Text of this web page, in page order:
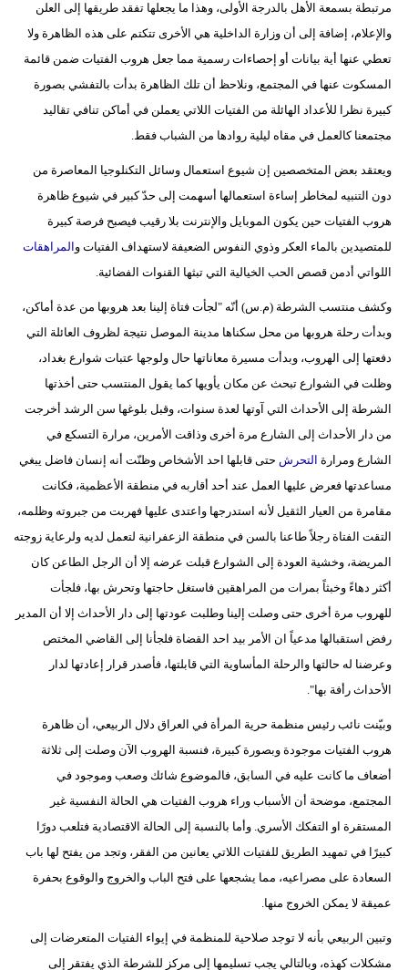
مرتبطة بسمعة الأهل بالدرجة الأولى، وهذا ما يجعلها تفقد طريقها إلى العلن
والإعلام، إضافة إلى أن وزارة الداخلية هي الأخرى تتكتم على هذه الظاهرة ولا
تعطي عنها أية بيانات أو إحصاءات رسمية مما جعل هروب الفتيات ضمن قائمة
المسكوت عنها في المجتمع، ونلاحظ أن تلك الظاهرة بدأت بالتفشي بصورة
كبيرة نظرا للأعداد الهائلة من الفتيات اللاتي يعملن في أماكن تنافي تقاليد
مجتمعنا كالعمل في مقاه ليلية روادها من الشباب فقط.
ويعتقد بعض المتخصصين إن شيوع استعمال وسائل التكنلوجيا المعاصرة من
دون التنبيه لمخاطر إساءة استعمالها أسهمت إلى حدّ كبير في شيوع ظاهرة
هروب الفتيات حين يكون الموبايل والإنترنت بلا رقيب فيصبح فرصة كبيرة
للمتصيدين بالماء العكر وذوي النفوس الضعيفة لاستهداف الفتيات و المراهقات
اللواتي أدمن قصص الحب الخيالية التي تبثها القنوات الفضائية.
وكشف منتسب الشرطة (م.س) أنّه "لجأت فتاة إلينا بعد هروبها من عدة أماكن،
وبدأت رحلة هروبها من محل سكناها مدينة الموصل نتيجة لظروف العائلة التي
دفعتها إلى الهروب، وبدأت مسيرة معاناتها حال ولوجها عتبات شوارع بغداد،
وظلت في الشوارع تبحث عن مكان يأويها كما يقول المنتسب حتى أخذتها
الشرطة إلى الأحداث التي آوتها لعدة سنوات، وقبل بلوغها سن الرشد أخرجت
من دار الأحداث إلى الشارع مرة أخرى وذاقت الأمرين، مرارة التسكع في
الشارع ومرارة التحرش حتى قابلها احد الأشخاص وظنّت أنه إنسان فاضل يبغي
مساعدتها فعرض عليها العمل عند أحد أقاربه في منطقة الأعظمية، فكانت
مقامرة من العيار الثقيل لأنه استدرجها واعتدى عليها فهربت من جبروته وظلمه،
التقت الفتاة رجلاً طاعنا بالسن في منطقة الزعفرانية لتعمل لديه ولرعاية زوجته
المريضة، وخشية العودة إلى الشوارع قبلت عرضه إلا أن الرجل الطاعن كان
أكثر دهاءً وخبثاً بمرات من المراهقين فاستغل حاجتها وتحرش بها، فلجأت
للهروب مرة أخرى حتى وصلت إلينا وطلبت عودتها إلى دار الأحداث إلا أن المدير
رفض استقبالها مدعياً ان الأمر بيد احد القضاة فلجأنا إلى القاضي المختص
وعرضنا له حالتها والرحلة المأساوية التي قابلتها، فأصدر قرار إعادتها لدار
الأحداث رأفة بها".
وبيّنت نائب رئيس منظمة حرية المرأة في العراق دلال الربيعي، أن ظاهرة
هروب الفتيات موجودة وبصورة كبيرة، فنسبة الهروب الآن وصلت إلى ثلاثة
أضعاف ما كانت عليه في السابق، فالموضوع شائك وصعب وموجود في
المجتمع، موضحة أن الأسباب وراء هروب الفتيات هي الحالة النفسية غير
المستقرة او التفكك الأسري. وأما بالنسبة إلى الحالة الاقتصادية فتلعب دورًا
كبيرًا في تمهيد الطريق للفتيات اللاتي يعانين من الفقر، وتجد من يفتح لها باب
السعادة على مصراعيه، مما يشجعها على فتح الباب والخروج والوقوع بحفرة
عميقة لا يمكن الخروج منها.
وتبين الربيعي بأنه لا توجد صلاحية للمنظمة في إيواء الفتيات المتعرضات إلى
مشكلات كهذه، وبالتالي يجب تسليمها إلى مركز للشرطة الذي يفتقر إلى